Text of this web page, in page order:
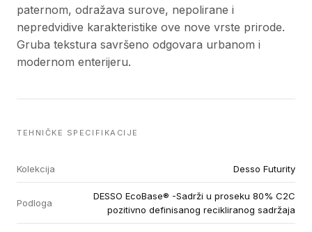
paternom, odražava surove, nepolirane i
nepredvidive karakteristike ove nove vrste prirode.
Gruba tekstura savršeno odgovara urbanom i
modernom enterijeru.
TEHNIČKE SPECIFIKACIJE
Kolekcija Desso Futurity
Podloga
DESSO EcoBase® -Sadrži u proseku 80% C2C
pozitivno definisanog recikliranog sadržaja